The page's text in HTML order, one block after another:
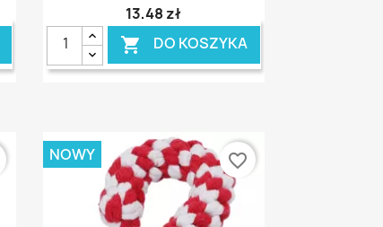
13,48 zł
 DO KOSZYKA
NOWY favorite_border